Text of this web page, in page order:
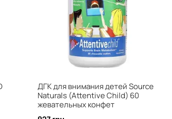
ДГК для внимания детей Source
Naturals (Attentive Child) 60
жевательных конфет